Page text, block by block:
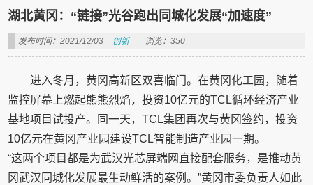
湖北黄冈：“链接”光谷跑出同城化发展“加速度”
发布时间：2021/12/03 创新 浏览：350
进入冬月，黄冈高新区双喜临门。在黄冈化工园，随着
监控屏幕上燃起熊熊烈焰，投资10亿元的TCL循环经济产业
基地项目试投产。同一天，TCL集团再次与黄冈签约，投资
10亿元在黄冈产业园建设TCL智能制造产业园一期。
“这两个项目都是为武汉光芯屏端网直接配套服务，是推动黄
冈武汉同城化发展最生动鲜活的案例。”黄冈市委负责人如此